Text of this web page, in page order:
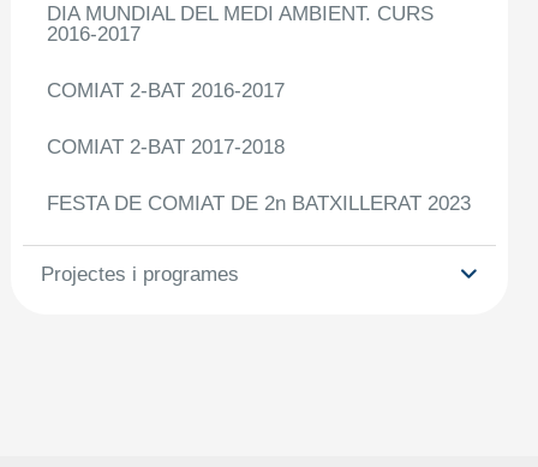
DIA MUNDIAL DEL MEDI AMBIENT. CURS
2016-2017
COMIAT 2-BAT 2016-2017
COMIAT 2-BAT 2017-2018
FESTA DE COMIAT DE 2n BATXILLERAT 2023
Projectes i programes